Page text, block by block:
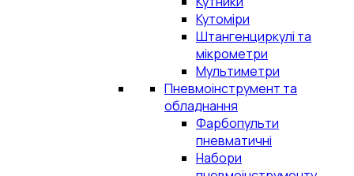
Кутоміри
Штангенциркулі та
мікрометри
Мультиметри
Пневмоінструмент та
обладнання
Фарбопульти
пневматичні
Набори